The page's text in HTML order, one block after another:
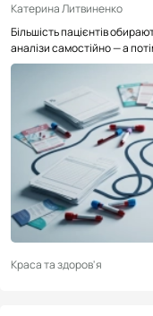
Катерина Литвиненко
Більшість пацієнтів
аналізи самостійно — а
Краса та здоров'я